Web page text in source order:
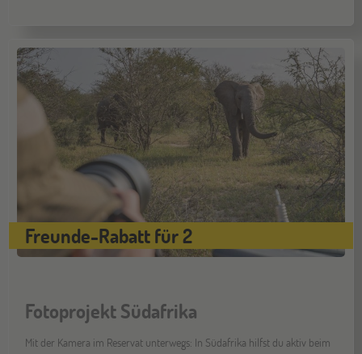
21
NOV
Münster
Jugendbildungsmesse JuBi
Freunde-Rabatt für 2
Fotoprojekt Südafrika
Mit der Kamera im Reservat unterwegs: In Südafrika hilfst du aktiv beim